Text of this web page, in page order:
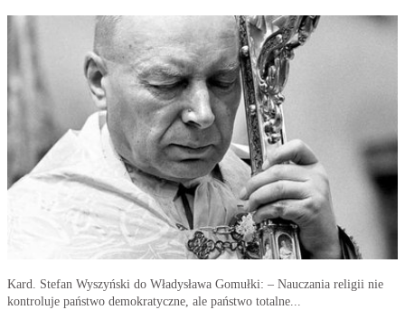
Kard. Stefan Wyszyński do Władysława Gomułki: – Nauczania religii nie
kontroluje państwo demokratyczne, ale państwo totalne...